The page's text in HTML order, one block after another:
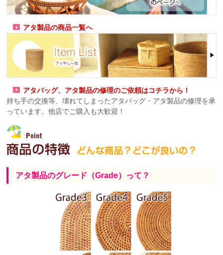
アタ製品の商品一覧へ
アタバッグ、アタ製品の修理のご依頼はコチラから！
持ち手の交換等、壊れてしまったアタバッグ・アタ製品の修理を承
っています。他店でご購入も大歓迎！
アタ製品のグレード（Grade）って？